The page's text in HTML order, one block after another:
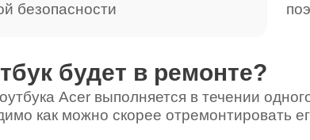
безопасности
будет в ремонте?
Acer выполняется в течении
как можно скорее отремонтировать